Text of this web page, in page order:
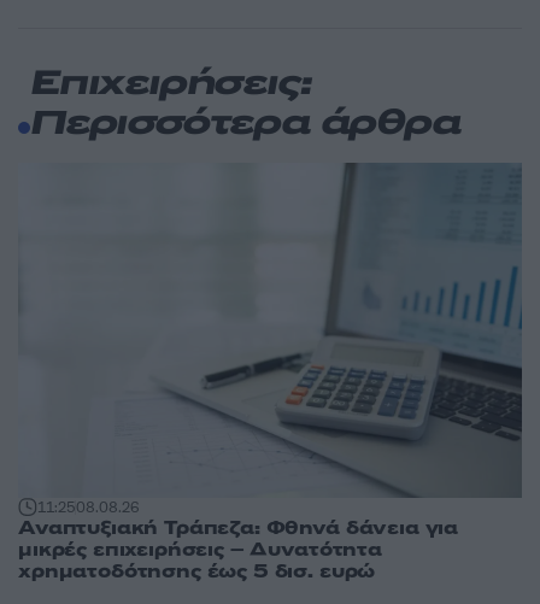
Επιχειρήσεις:
Περισσότερα άρθρα
11:2508.08.26
Αναπτυξιακή Τράπεζα: Φθηνά δάνεια για
μικρές επιχειρήσεις – Δυνατότητα
χρηματοδότησης έως 5 δισ. ευρώ